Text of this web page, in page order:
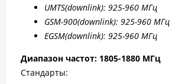
UMTS(downlink): 925-960 МГц
GSM-900(downlink): 925-960 МГц
EGSM(downlink): 925-960 МГц
Диапазон частот: 1805-1880 МГц
Стандарты: